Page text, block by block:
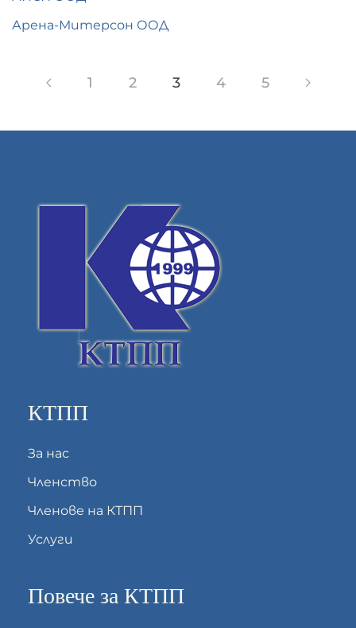
Арена-Митерсон ООД
1 2 3 4 5
КТПП
За нас
Членство
Членове на КТПП
Услуги
Повече за КТПП